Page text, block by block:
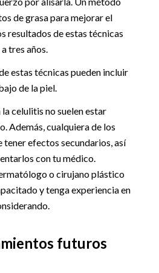
de grasa para mejorar el
resultados de estas técnicas
tres años.
estas técnicas pueden incluir
de la piel.
celulitis no suelen estar
Además, cualquiera de los
efectos secundarios, así
con tu médico.
o cirujano plástico
y tenga experiencia en
futuros